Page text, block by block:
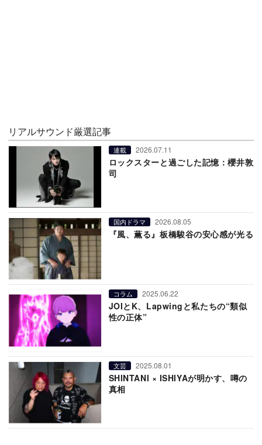
リアルサウンド厳選記事
連載 2026.07.11
ロックスターと過ごした記憶：櫻井敦
司
国内ドラマ 2026.08.05
『風、薫る』板橋駿谷の安心感が光る
コラム 2025.06.22
JOIとK、Lapwingと私たちの“類似
性の正体”
文芸 2025.08.01
SHINTANI × ISHIYAが明かす、噂の
真相